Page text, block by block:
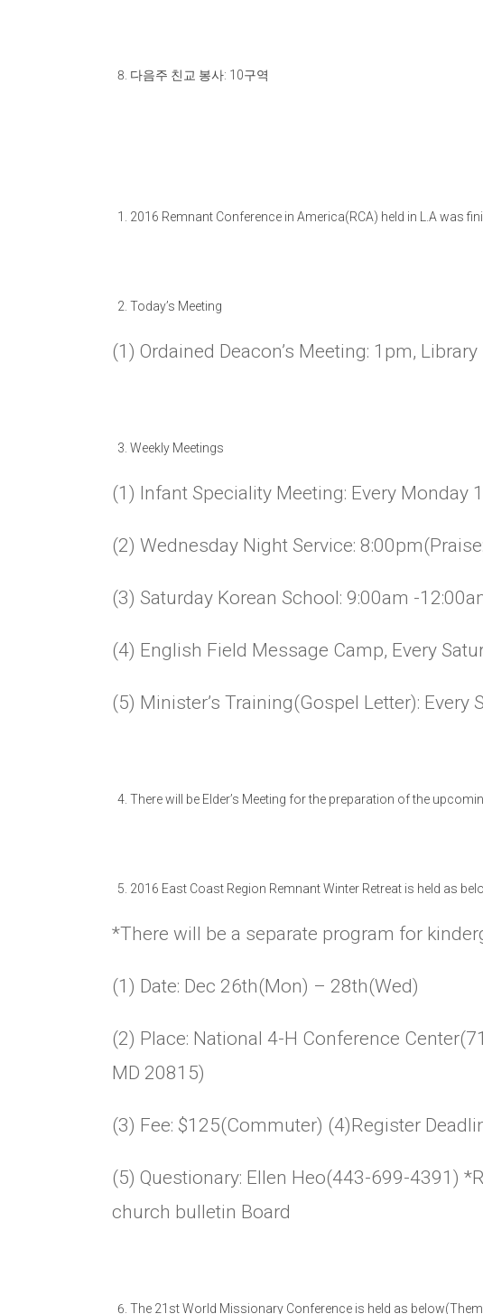
다음주 친교 봉사: 10구역
2016 Remnant Conference in America(RCA) held in L.A was
Today’s Meeting
(1) Ordained Deacon’s Meeting: 1pm, Library
Weekly Meetings
(1) Infant Speciality Meeting: Every Monday
(2) Wednesday Night Service:
(3) Saturday Korean School: 9:00am -
(4) English Field Message Camp, Every
(5) Minister’s Training(Gospel Letter): Every
There will be Elder’s Meeting for the preparation of the
2016 East Coast Region Remnant Winter Retreat is held as
*There will be a separate program for
(1) Date: Dec 26th(Mon) – 28th(Wed)
(2) Place: National 4-H Conference
MD 20815)
(3) Fee: $125(Commuter) (4)Register
(5) Questionary: Ellen Heo(443-699-4391)
church bulletin Board
The 21st World Missionary Conference is held as